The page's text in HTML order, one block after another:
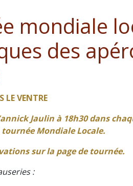
mondiale
des
LE VENTRE
Jaulin à 18h30dans
Mondiale Locale.
sur la page de tournée.
: